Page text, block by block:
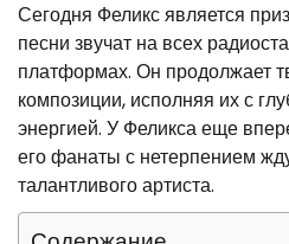
Сегодня Феликс является
песни звучат на всех
платформах. Он продолжает
композиции, исполняя их с
энергией. У Феликса еще
его фанаты с нетерпением
талантливого артиста.